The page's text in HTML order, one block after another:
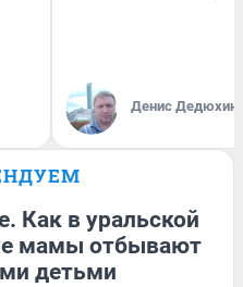
Денис Дедюхин
Как в уральской
мамы отбывают
детьми